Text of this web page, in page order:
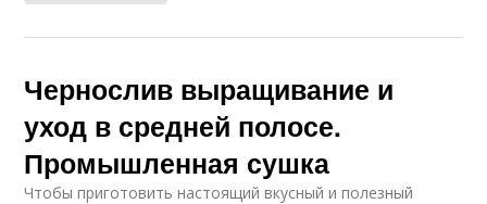
Чернослив выращивание и
уход в средней полосе.
Промышленная сушка
Чтобы приготовить настоящий вкусный и полезный